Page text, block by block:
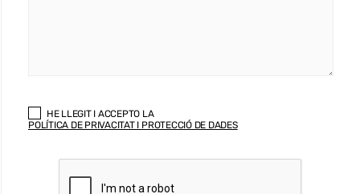
HE LLEGIT I ACCEPTO LA
POLÍTICA DE PRIVACITAT I PROTECCIÓ DE DADES